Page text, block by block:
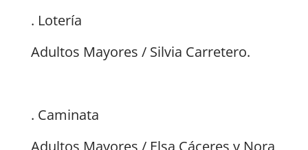
. Lotería
Adultos Mayores / Silvia Carretero.
. Caminata